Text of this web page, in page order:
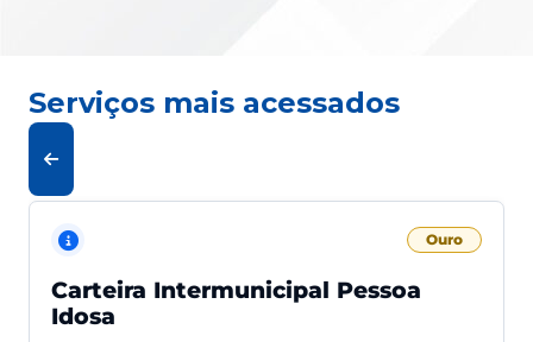
Serviços mais acessados
Ouro
Carteira Intermunicipal Pessoa
Idosa